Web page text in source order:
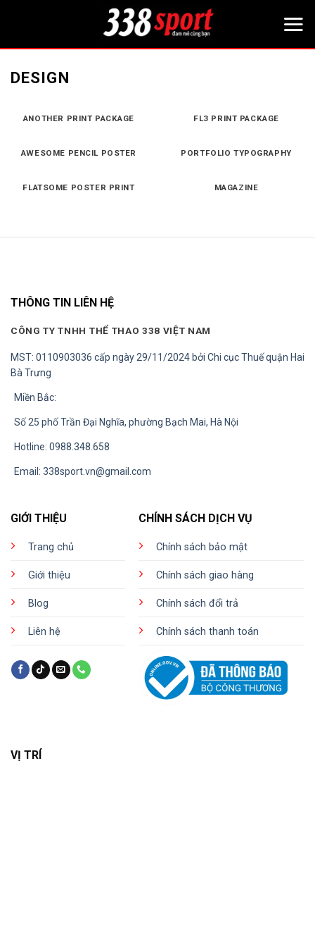
DESIGN
ANOTHER PRINT PACKAGE FL3 PRINT PACKAGE
AWESOME PENCIL POSTER PORTFOLIO TYPOGRAPHY
FLATSOME POSTER PRINT MAGAZINE
THÔNG TIN LIÊN HỆ
CÔNG TY TNHH THỂ THAO 338 VIỆT NAM
MST: 0110903036 cấp ngày 29/11/2024 bởi Chi cục Thuế quận Hai
Bà Trưng
Miền Bắc:
Số 25 phố Trần Đại Nghĩa, phường Bạch Mai, Hà Nội
Hotline: 0988.348.658
Email: 338sport.vn@gmail.com
GIỚI THIỆU
Trang chủ
Giới thiệu
Blog
Liên hệ
CHÍNH SÁCH DỊCH VỤ
Chính sách bảo mật
Chính sách giao hàng
Chính sách đổi trả
Chính sách thanh toán
VỊ TRÍ